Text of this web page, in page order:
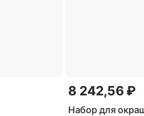
8 242,56 ₽
Набор для